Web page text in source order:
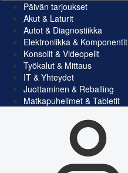
Päivän tarjoukset
Akut & Laturit
Autot & Diagnostiikka
Elektroniikka & Komponentit
Konsolit & Videopelit
Työkalut & Mittaus
IT & Yhteydet
Juottaminen & Reballing
Matkapuhelimet & Tabletit